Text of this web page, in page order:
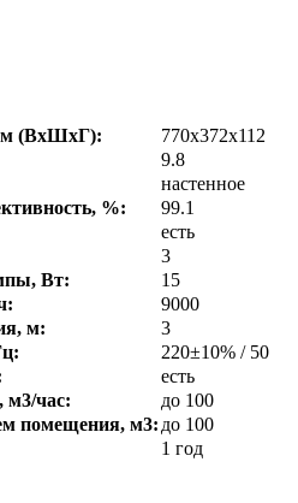
(ВхШхГ):
770x372x112
9.8
настенное
%:
99.1
есть
3
Вт:
15
9000
м:
3
220±10% / 50
есть
м3/час:
до 100
помещения, м3: до 100
1 год